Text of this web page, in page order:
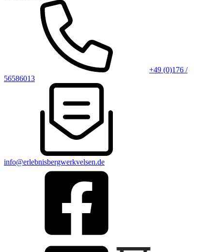
+49 (0)176 /
56586013
info@erlebnisbergwerkvelsen.de